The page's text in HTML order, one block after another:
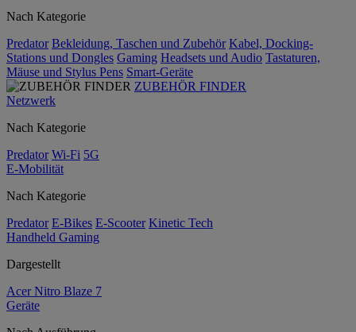
Nach Kategorie
Predator Bekleidung, Taschen und Zubehör Kabel, Docking-
Stations und Dongles Gaming Headsets und Audio Tastaturen,
Mäuse und Stylus Pens Smart-Geräte
ZUBEHÖR FINDER
Netzwerk
Nach Kategorie
Predator Wi-Fi 5G
E-Mobilität
Nach Kategorie
Predator E-Bikes E-Scooter Kinetic Tech
Handheld Gaming
Dargestellt
Acer Nitro Blaze 7
Geräte